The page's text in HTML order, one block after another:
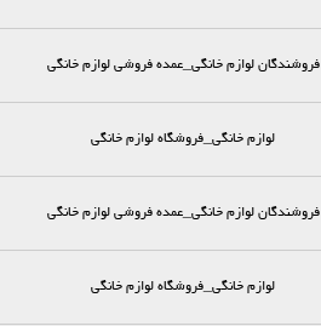
فروشندگان لوازم خانگی_عمده فروشي لوازم خانگي
لوازم خانگی_فروشگاه لوازم خانگی
فروشندگان لوازم خانگی_عمده فروشي لوازم خانگي
لوازم خانگی_فروشگاه لوازم خانگی